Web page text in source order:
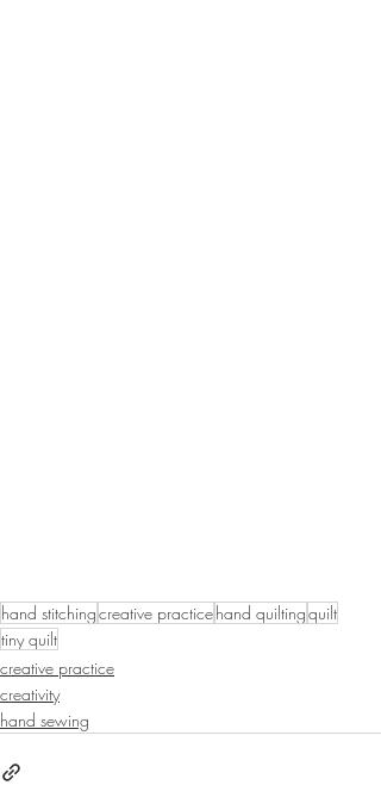
hand stitchingcreative practicehand quiltingquilt
tiny quilt
creative practice
creativity
hand sewing